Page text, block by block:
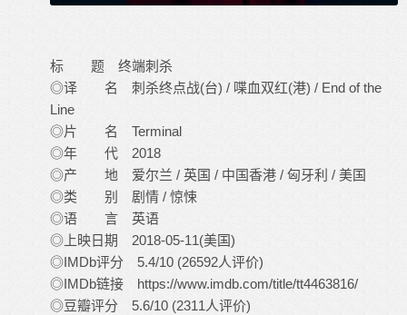
标 题 终端刺杀
◎译 名 刺杀终点战(台) / 喋血双红(港) / End of the
Line
◎片 名 Terminal
◎年 代 2018
◎产 地 爱尔兰 / 英国 / 中国香港 / 匈牙利 / 美国
◎类 别 剧情 / 惊悚
◎语 言 英语
◎上映日期 2018-05-11(美国)
◎IMDb评分 5.4/10 (26592人评价)
◎IMDb链接 https://www.imdb.com/title/tt4463816/
◎豆瓣评分 5.6/10 (2311人评价)